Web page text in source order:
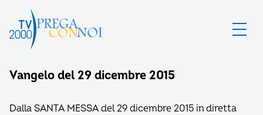
Vangelo del 29 dicembre 2015
Dalla SANTA MESSA del 29 dicembre 2015 in diretta